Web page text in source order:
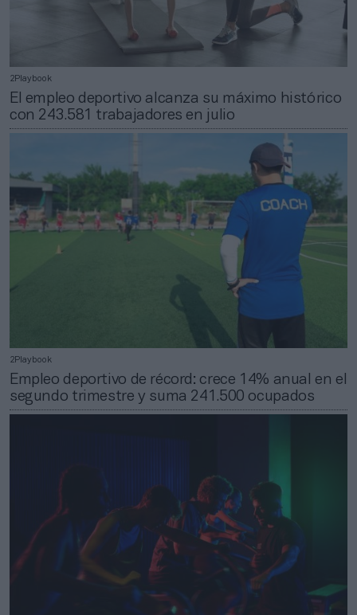
2Playbook
El empleo deportivo alcanza su máximo histórico
con 243.581 trabajadores en julio
2Playbook
Empleo deportivo de récord: crece 14% anual en el
segundo trimestre y suma 241.500 ocupados